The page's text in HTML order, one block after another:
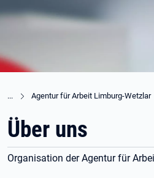
Agentur für Arbeit Limburg-Wetzlar
Über uns
Organisation der Agentur für